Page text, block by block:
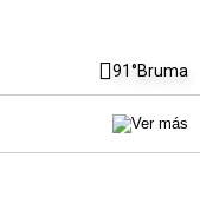
91°Bruma